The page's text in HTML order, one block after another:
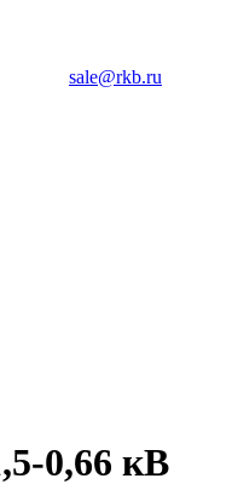
sale@rkb.ru
0,66 кВ